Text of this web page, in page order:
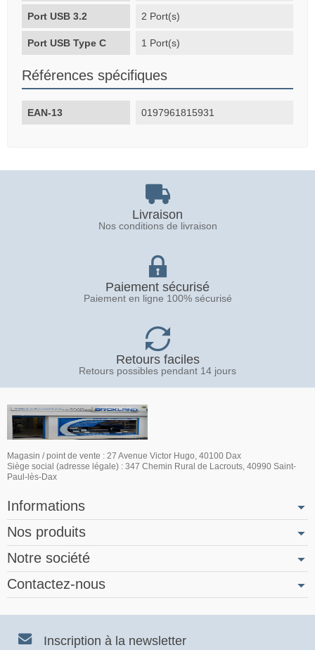
Port USB 3.2 2 Port(s)
Port USB Type C 1 Port(s)
Références spécifiques
EAN-13 0197961815931
Livraison
Nos conditions de livraison
Paiement sécurisé
Paiement en ligne 100% sécurisé
Retours faciles
Retours possibles pendant 14 jours
Magasin / point de vente : 27 Avenue Victor Hugo, 40100 Dax
Siège social (adresse légale) : 347 Chemin Rural de Lacrouts, 40990 Saint-
Paul-lès-Dax
Informations
Nos produits
Notre société
Contactez-nous
Inscription à la newsletter